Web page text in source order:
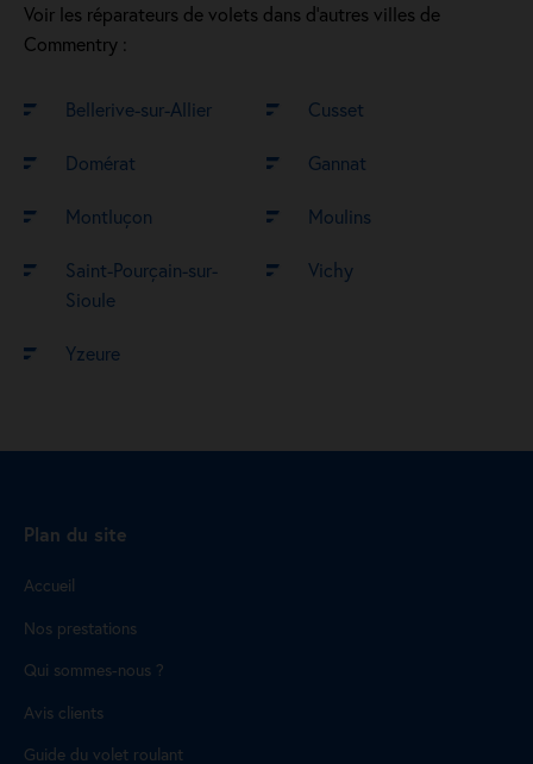
Voir les réparateurs de volets dans d’autres villes de
Commentry :
Bellerive-sur-Allier Cusset
Domérat Gannat
Montluçon Moulins
Saint-Pourçain-sur-
Sioule
Vichy
Yzeure
Plan du site
Accueil
Nos prestations
Qui sommes-nous ?
Avis clients
Guide du volet roulant